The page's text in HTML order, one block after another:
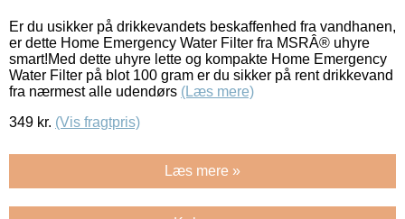
Er du usikker på drikkevandets beskaffenhed fra vandhanen,
er dette Home Emergency Water Filter fra MSRÂ® uhyre
smart!Med dette uhyre lette og kompakte Home Emergency
Water Filter på blot 100 gram er du sikker på rent drikkevand
fra nærmest alle udendørs (Læs mere)
349 kr. (Vis fragtpris)
Læs mere »